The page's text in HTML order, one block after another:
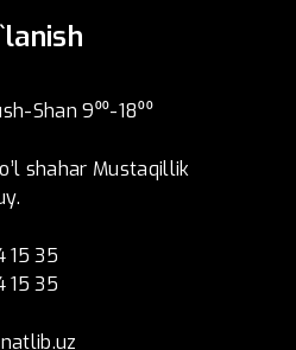
Shan 9⁰⁰-18⁰⁰
shahar Mustaqillik
15 35
15 35